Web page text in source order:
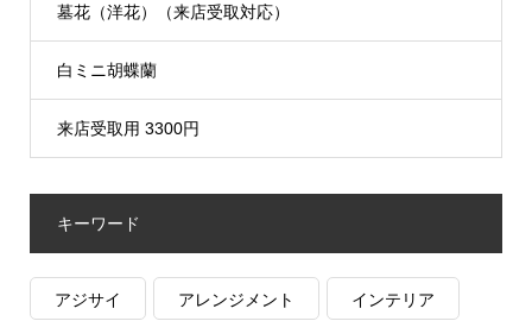
墓花（洋花）（来店受取対応）
白ミニ胡蝶蘭
来店受取用 3300円
キーワード
アジサイ アレンジメント インテリア